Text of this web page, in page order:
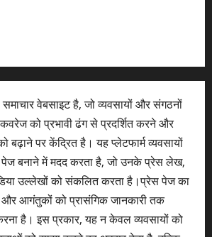
वेबसाइट है, जो व्यवसायों और संगठनों
को प्रभावी ढंग से प्रदर्शित करने और
बढ़ाने पर केंद्रित है। यह प्लेटफार्म व्यवसायों
बनाने में मदद करता है, जो उनके प्रेस लेख,
उल्लेखों को संकलित करता है।प्रेस पेज का
और आगंतुकों को प्रासंगिक जानकारी तक
है। इस प्रकार, यह न केवल व्यवसायों को